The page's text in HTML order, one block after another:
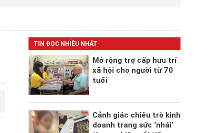
TIN ĐỌC NHIỀU NHẤT
Mở rộng trợ cấp hưu trí
xã hội cho người từ 70
tuổi
Cảnh giác chiêu trò kinh
doanh trang sức ‘nhái’